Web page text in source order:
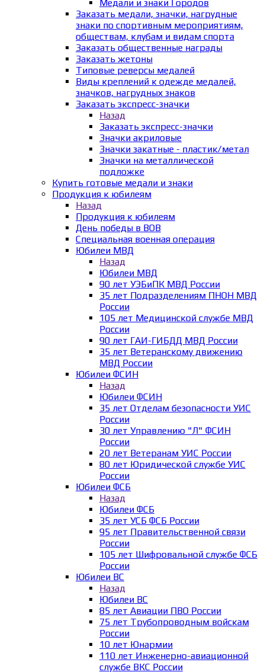
Медали и знаки Городов
Заказать медали, значки, нагрудные
знаки по спортивным мероприятиям,
обществам, клубам и видам спорта
Заказать общественные награды
Заказать жетоны
Типовые реверсы медалей
Виды креплений к одежде медалей,
значков, нагрудных знаков
Заказать экспресс-значки
Назад
Заказать экспресс-значки
Значки акриловые
Значки закатные - пластик/метал
Значки на металлической
подложке
Купить готовые медали и знаки
Продукция к юбилеям
Назад
Продукция к юбилеям
День победы в ВОВ
Специальная военная операция
Юбилеи МВД
Назад
Юбилеи МВД
90 лет УЭБиПК МВД России
35 лет Подразделениям ПНОН МВД
России
105 лет Медицинской службе МВД
России
90 лет ГАИ-ГИБДД МВД России
35 лет Ветеранскому движению
МВД России
Юбилеи ФСИН
Назад
Юбилеи ФСИН
35 лет Отделам безопасности УИС
России
30 лет Управлению "Л" ФСИН
России
20 лет Ветеранам УИС России
80 лет Юридической службе УИС
России
Юбилеи ФСБ
Назад
Юбилеи ФСБ
35 лет УСБ ФСБ России
95 лет Правительственной связи
России
105 лет Шифровальной службе ФСБ
России
Юбилеи ВС
Назад
Юбилеи ВС
85 лет Авиации ПВО России
75 лет Трубопроводным войскам
России
10 лет Юнармии
110 лет Инженерно-авиационной
службе ВКС России